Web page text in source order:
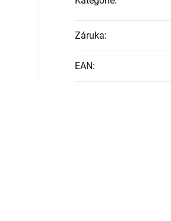
Záruka:
EAN: